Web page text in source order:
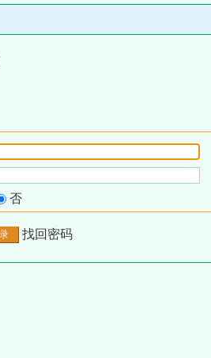
否
找回密码